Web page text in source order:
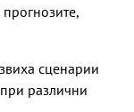
сценарии
различни